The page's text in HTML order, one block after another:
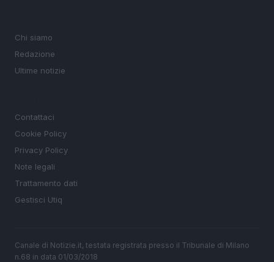
Chi siamo
Redazione
Ultime notizie
Contattaci
Cookie Policy
Privacy Policy
Note legali
Trattamento dati
Gestisci Utiq
Canale di Notizie.it, testata registrata presso il Tribunale di Milano
n.68 in data 01/03/2018